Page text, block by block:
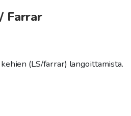
Farrar
(LS/farrar) langoittamista.